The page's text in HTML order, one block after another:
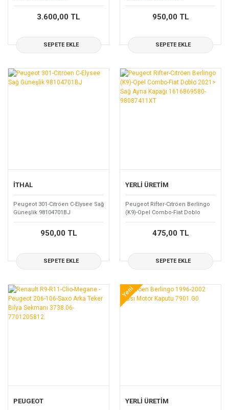
3.600,00 TL
SEPETE EKLE
950,00 TL
SEPETE EKLE
İTHAL
Peugeot 301-Citröen C-Elysee Sağ
Güneşlik 98104701BJ
950,00 TL
SEPETE EKLE
YERLİ ÜRETİM
Peugeot Rifter-Cıtröen Berlingo
(K9)-Opel Combo-Fiat Doblo
2021> Sağ Ayna Kapağı
1616869580-98087411XT
475,00 TL
SEPETE EKLE
PEUGEOT
Yeni
YERLİ ÜRETİM